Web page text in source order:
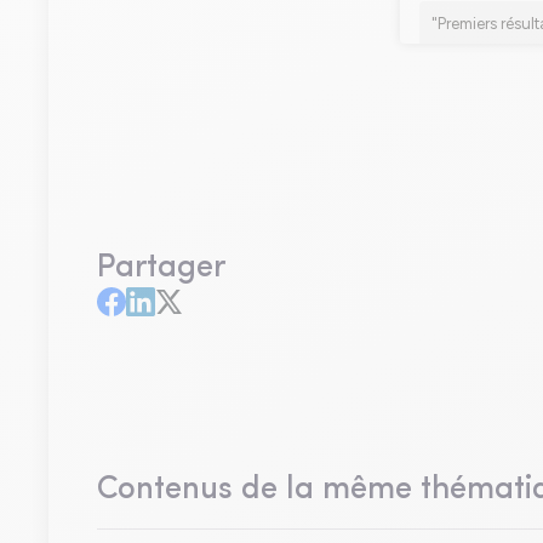
Partager
Contenus de la même